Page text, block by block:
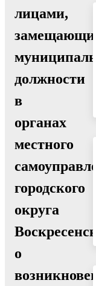
лицами,
должности
в
органах
местного
городского
округа
Воскресенск,
о